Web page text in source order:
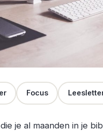
Focus
je al maanden in je